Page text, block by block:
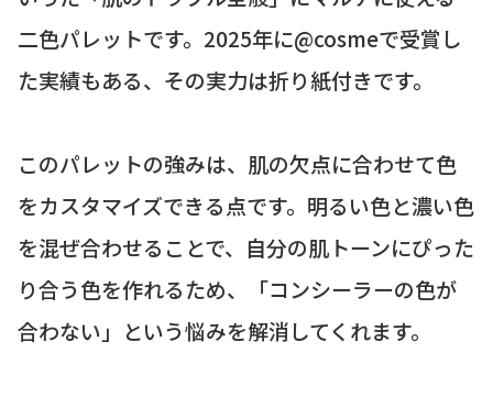
二色パレットです。2025年に@cosmeで受賞し
た実績もある、その実力は折り紙付きです。
このパレットの強みは、肌の欠点に合わせて色
をカスタマイズできる点です。明るい色と濃い色
を混ぜ合わせることで、自分の肌トーンにぴった
り合う色を作れるため、「コンシーラーの色が
合わない」という悩みを解消してくれます。